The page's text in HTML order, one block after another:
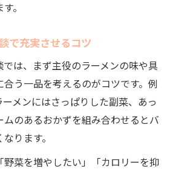
。
で充実させるコツ
は、まず主役のラーメンの味や具
う一品を考えるのがコツです。例
メンにはさっぱりした副菜、あっ
のあるおかずを組み合わせるとバ
ります。
野菜を増やしたい」「カロリーを抑